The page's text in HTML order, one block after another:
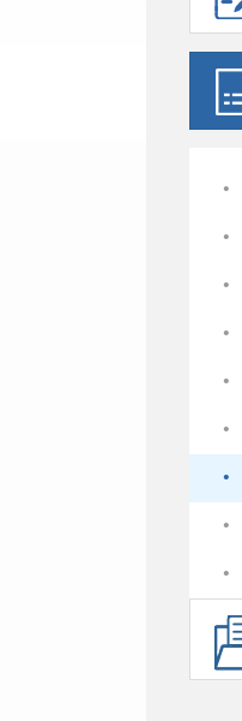
·
·
·
·
·
·
·
·
·